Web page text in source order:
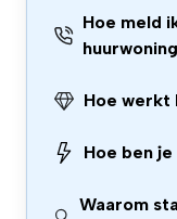
Hoe meld
Hoe werkt
Hoe ben
Waarom